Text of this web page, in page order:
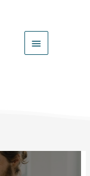
Hlavní